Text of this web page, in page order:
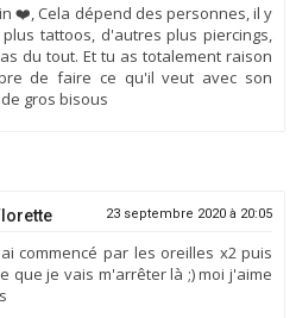
❤️, Cela dépend des personnes, il y
tattoos, d'autres plus piercings,
du tout. Et tu as totalement raison
de faire ce qu'il veut avec son
gros bisous
23 septembre 2020 à 20:05
commencé par les oreilles x2 puis
que je vais m'arrêter là ;) moi j'aime